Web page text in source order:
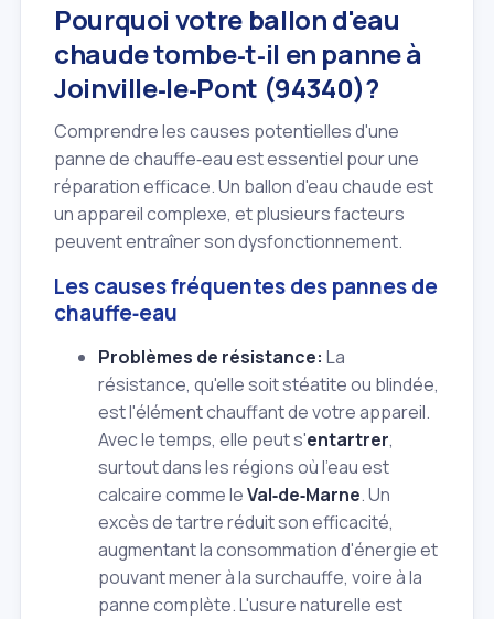
Pourquoi votre ballon d'eau
chaude tombe‑t‑il en panne à
Joinville‑le‑Pont (94340)?
Comprendre les causes potentielles d'une
panne de chauffe‑eau est essentiel pour une
réparation efficace. Un ballon d'eau chaude est
un appareil complexe, et plusieurs facteurs
peuvent entraîner son dysfonctionnement.
Les causes fréquentes des pannes de
chauffe‑eau
Problèmes de résistance: La
résistance, qu'elle soit stéatite ou blindée,
est l'élément chauffant de votre appareil.
Avec le temps, elle peut s'entartrer,
surtout dans les régions où l'eau est
calcaire comme leVal‑de‑Marne. Un
excès de tartre réduit son efficacité,
augmentant la consommation d'énergie et
pouvant mener à la surchauffe, voire à la
panne complète. L'usure naturelle est